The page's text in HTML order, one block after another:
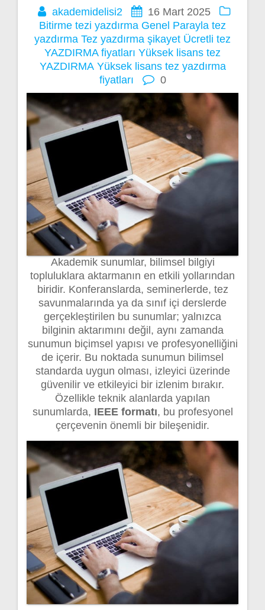
akademidelisi2
16 Mart 2025
Bitirme tezi yazdırma Genel Parayla tez
yazdırma Tez yazdırma şikayet Ücretli tez
YAZDIRMA fiyatları Yüksek lisans tez
YAZDIRMA Yüksek lisans tez yazdırma
fiyatları
0
Akademik sunumlar, bilimsel bilgiyi
topluluklara aktarmanın en etkili yollarından
biridir. Konferanslarda, seminerlerde, tez
savunmalarında ya da sınıf içi derslerde
gerçekleştirilen bu sunumlar; yalnızca
bilginin aktarımını değil, aynı zamanda
sunumun biçimsel yapısı ve profesyonelliğini
de içerir. Bu noktada sunumun bilimsel
standarda uygun olması, izleyici üzerinde
güvenilir ve etkileyici bir izlenim bırakır.
Özellikle teknik alanlarda yapılan
sunumlarda, IEEE formatı, bu profesyonel
çerçevenin önemli bir bileşenidir.